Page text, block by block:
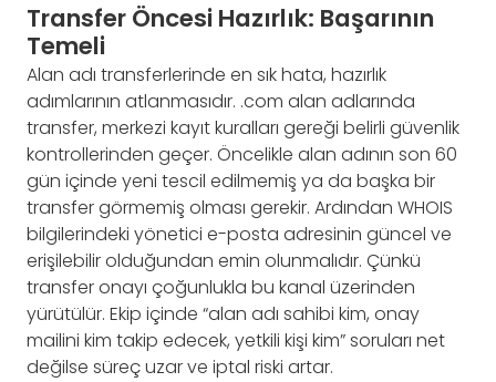
Transfer Öncesi Hazırlık: Başarının
Temeli
Alan adı transferlerinde en sık hata, hazırlık
adımlarının atlanmasıdır. .com alan adlarında
transfer, merkezi kayıt kuralları gereği belirli güvenlik
kontrollerinden geçer. Öncelikle alan adının son 60
gün içinde yeni tescil edilmemiş ya da başka bir
transfer görmemiş olması gerekir. Ardından WHOIS
bilgilerindeki yönetici e-posta adresinin güncel ve
erişilebilir olduğundan emin olunmalıdır. Çünkü
transfer onayı çoğunlukla bu kanal üzerinden
yürütülür. Ekip içinde “alan adı sahibi kim, onay
mailini kim takip edecek, yetkili kişi kim” soruları net
değilse süreç uzar ve iptal riski artar.